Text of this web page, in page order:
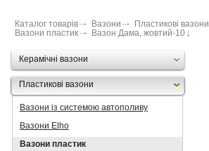
Каталог товарів Вазони
Пластикові вазони
Вазони пластик
Вазон Дама, жовтий-10
Керамічні вазони
Пластикові вазони
Вазони із системою автополиву
Вазони Elho
Вазони пластик